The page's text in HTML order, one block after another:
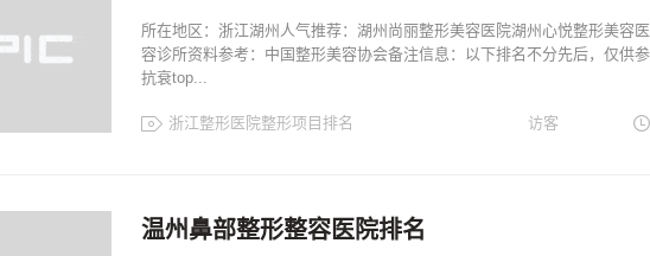
所在地区：浙江湖州人气推荐：湖州尚丽整形美容医院湖州心悦整形美容
容诊所资料参考：中国整形美容协会备注信息：以下排名不分先后，仅供
抗衰top...
浙江整形医院整形项目排名
浙江整形排名
访客
温州鼻部整形整容医院排名